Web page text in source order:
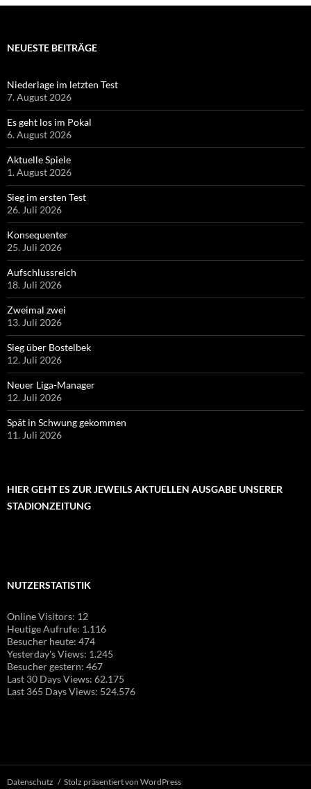
NEUESTE BEITRÄGE
Niederlage im letzten Test
7. August 2026
Es geht los im Pokal
6. August 2026
Aktuelle Spiele
1. August 2026
Sieg im ersten Test
26. Juli 2026
Konsequenter
25. Juli 2026
Aufschlussreich
18. Juli 2026
Zweimal zwei
13. Juli 2026
Sieg über Bostelbek
12. Juli 2026
Neuer Liga-Manager
12. Juli 2026
Spät in Schwung gekommen
11. Juli 2026
HIER GEHT ES ZUR JEWEILS AKTUELLEN AUSGABE UNSERER
STADIONZEITUNG
NUTZERSTATISTIK
Online Visitors: 12
Heutige Aufrufe: 1.116
Besucher heute: 474
Yesterday's Views: 1.245
Besucher gestern: 467
Last 30 Days Views: 62.175
Last 365 Days Views: 524.576
Datenschutz Stolz präsentiert von WordPress